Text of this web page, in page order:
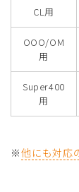
CL用
OOO/OM
用
Super400
用
※他にも対応